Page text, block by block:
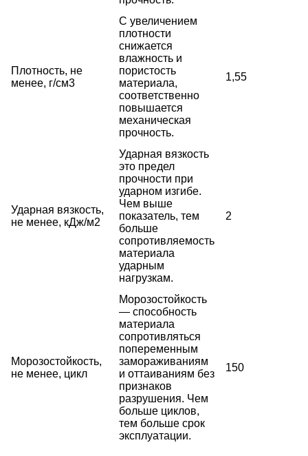
Плотность, не
менее, г/см3
С увеличением
плотности
снижается
влажность и
пористость
материала,
соответственно
повышается
механическая
прочность.
1,55
Ударная вязкость,
не менее, кДж/м2
Ударная вязкость
это предел
прочности при
ударном изгибе.
Чем выше
показатель, тем
больше
сопротивляемость
материала
ударным
нагрузкам.
2
Морозостойкость,
не менее, цикл
Морозостойкость
— способность
материала
сопротивляться
попеременным
замораживаниям
и оттаиваниям без
признаков
разрушения. Чем
больше циклов,
тем больше срок
эксплуатации.
150